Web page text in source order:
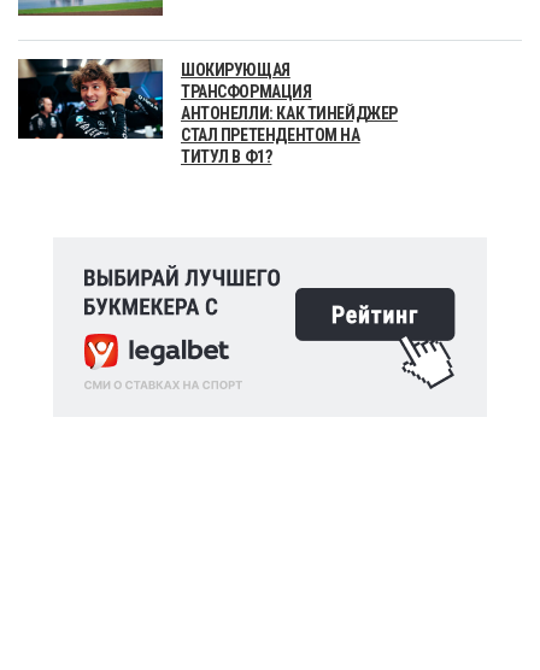
ШОКИРУЮЩАЯ
ТРАНСФОРМАЦИЯ
АНТОНЕЛЛИ: КАК ТИНЕЙДЖЕР
СТАЛ ПРЕТЕНДЕНТОМ НА
ТИТУЛ В Ф1?